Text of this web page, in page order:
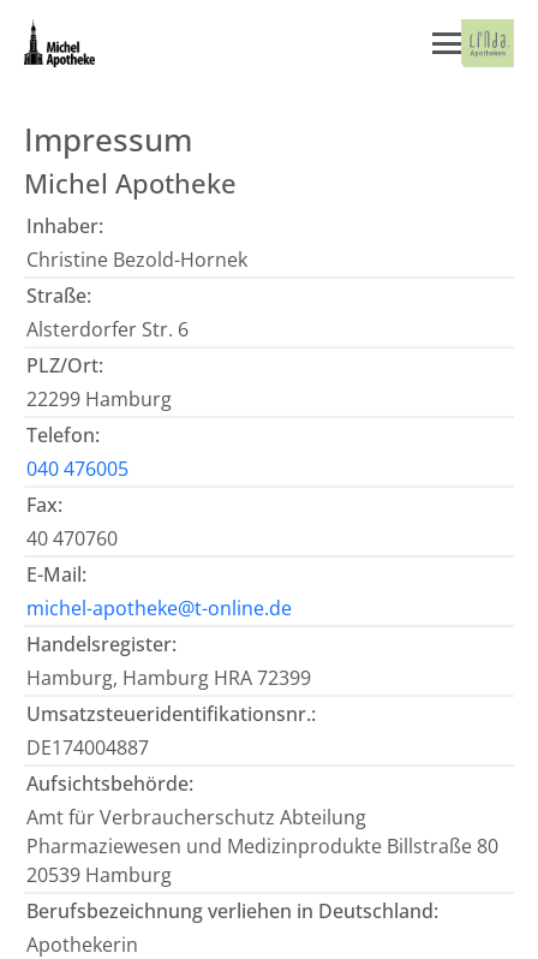
Impressum
Michel Apotheke
Inhaber:
Christine Bezold-Hornek
Straße:
Alsterdorfer Str. 6
PLZ/Ort:
22299 Hamburg
Telefon:
040 476005
Fax:
40 470760
E-Mail:
michel-apotheke@t-online.de
Handelsregister:
Hamburg, Hamburg HRA 72399
Umsatzsteueridentifikationsnr.:
DE174004887
Aufsichtsbehörde:
Amt für Verbraucherschutz Abteilung
Pharmaziewesen und Medizinprodukte Billstraße 80
20539 Hamburg
Berufsbezeichnung verliehen in Deutschland:
Apothekerin